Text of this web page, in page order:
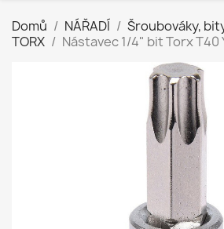
Domů NÁŘADÍ Šroubováky,
TORX
Nástavec 1/4" bit Torx T40